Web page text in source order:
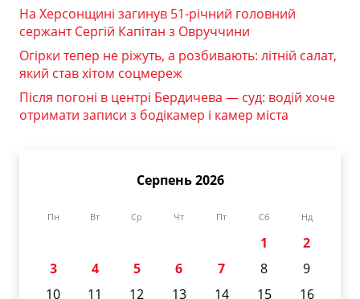
На Херсонщині загинув 51-річний головний
сержант Сергій Капітан з Овруччини
Огірки тепер не ріжуть, а розбивають: літній салат,
який став хітом соцмереж
Після погоні в центрі Бердичева — суд: водій хоче
отримати записи з бодікамер і камер міста
Серпень 2026
Пн Вт Ср Чт Пт Сб Нд
1
2
3
4 5 6 7 8
9
10
11 12 13 14 15
16